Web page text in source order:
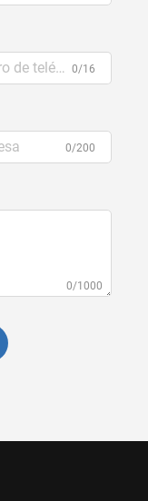
0/16
0/200
0/1000